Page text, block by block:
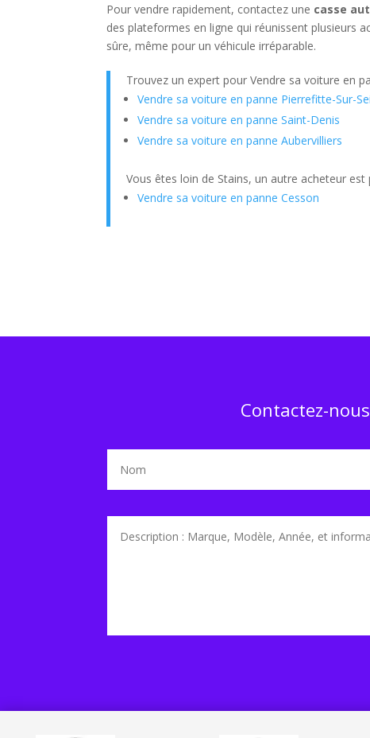
Pour vendre rapidement, contactez une casse
des plateformes en ligne qui réunissent plusieurs
sûre, même pour un véhicule irréparable.
Trouvez un expert pour Vendre sa voiture en
Vendre sa voiture en panne Pierrefitte-Sur-
Vendre sa voiture en panne Saint-Denis
Vendre sa voiture en panne Aubervilliers
Vous êtes loin de Stains, un autre acheteur est
Vendre sa voiture en panne Cesson
Contactez-